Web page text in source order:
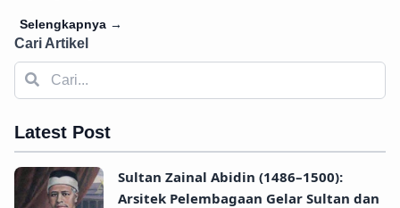
Selengkapnya →
Cari Artikel
Latest Post
Sultan Zainal Abidin (1486–1500):
Arsitek Pelembagaan Gelar Sultan dan